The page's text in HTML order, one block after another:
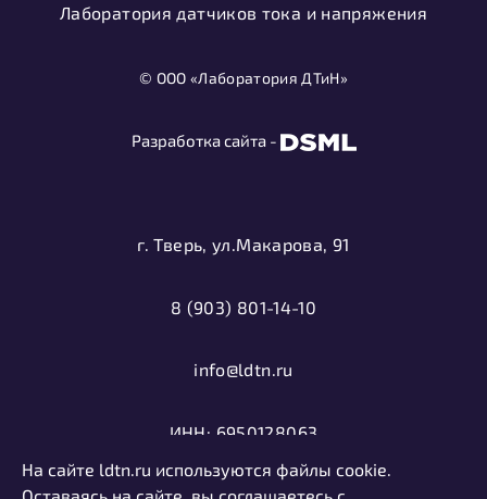
Лаборатория датчиков тока и напряжения
© ООО «Лаборатория ДТиН»
Разработка сайта -
г. Тверь, ул.Макарова, 91
8 (903) 801-14-10
info@ldtn.ru
ИНН: 6950128063
ОГРН: 1116952000406
На сайте ldtn.ru используются файлы cookie.